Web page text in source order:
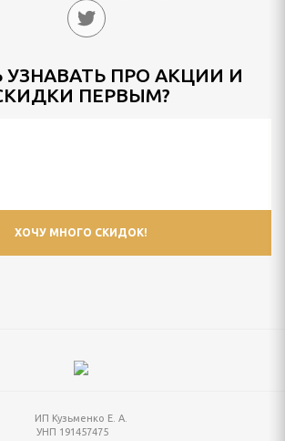
ПРО АКЦИИ И
ПЕРВЫМ?
ИП Кузьменко Е. А.
УНП 191457475